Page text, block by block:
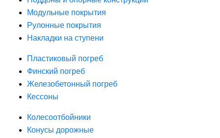
Модульные покрытия
Рулонные покрытия
Накладки на ступени
Пластиковый погреб
Финский погреб
Железобетонный погреб
Кессоны
Колесоотбойники
Конусы дорожные